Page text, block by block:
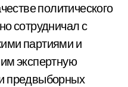
политического
сотрудничал с
партиями и
экспертную
предвыборных